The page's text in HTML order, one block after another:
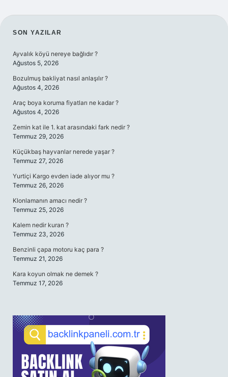
SIDEBAR
SON YAZILAR
Ayvalık köyü nereye bağlıdır ?
Ağustos 5, 2026
Bozulmuş bakliyat nasıl anlaşılır ?
Ağustos 4, 2026
Araç boya koruma fiyatları ne kadar ?
Ağustos 4, 2026
Zemin kat ile 1. kat arasındaki fark nedir ?
Temmuz 29, 2026
Küçükbaş hayvanlar nerede yaşar ?
Temmuz 27, 2026
Yurtiçi Kargo evden iade alıyor mu ?
Temmuz 26, 2026
Klonlamanın amacı nedir ?
Temmuz 25, 2026
Kalem nedir kuran ?
Temmuz 23, 2026
Benzinli çapa motoru kaç para ?
Temmuz 21, 2026
Kara koyun olmak ne demek ?
Temmuz 17, 2026